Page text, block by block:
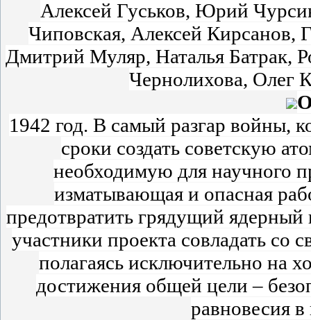
Алексей Гуськов, Юрий
Чиповская, Алексей Кирсанов,
Дмитрий Муляр, Наталья Батрак,
Чернолихова, Олег
1942 год. В самый разгар войны,
сроки создать советскую
необходимую для научного
изматывающая и опасная
предотвратить грядущий
участники проекта совладать со
полагаясь исключительно на
достижения общей цели –
равновесия